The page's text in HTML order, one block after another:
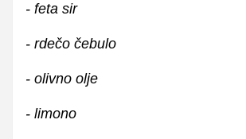
- feta sir
- rdečo čebulo
- olivno olje
- limono